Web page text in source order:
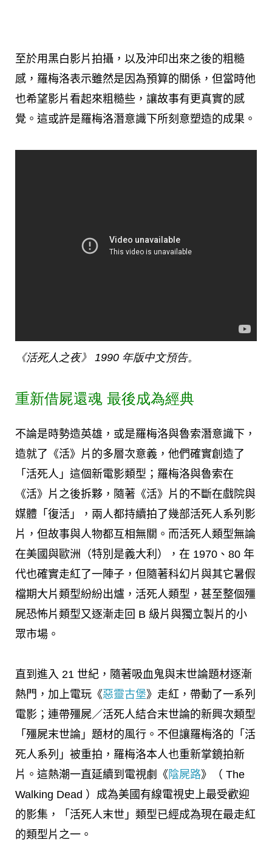
至於用黑白影片拍攝，以及沖印出來之後的粗糙
感，羅梅洛表示雖然是因為預算的關係，但當時他
也希望影片看起來粗糙些，讓故事有更真實的感
覺。這或許是羅梅洛潛意識下所刻意塑造的成果。
《活死人之夜》 1990 年版中文預告。
重新借屍還魂 最後成為經典
不論是時勢造英雄，或是羅梅洛與魯索潛意識下，
造就了《活》片的多層次意義，他們確實創造了
「活死人」這個新電影類型；羅梅洛與魯索在
《活》片之後拆夥，隨著《活》片的不斷在戲院與
媒體「復活」，兩人都持續拍了幾部活死人系列影
片，但故事與人物都互相無關。而活死人類型無論
在美國與歐洲（特別是義大利），在 1970、80 年
代也確實走紅了一陣子，但隨著科幻片與其它暑假
檔期大片類型紛紛出爐，活死人類型，甚至整個殭
屍恐怖片類型又逐漸走回 B 級片與獨立製片的小
眾市場。
直到進入 21 世紀，隨著吸血鬼與末世論題材逐漸
熱門，加上電玩《惡靈古堡》走紅，帶動了一系列
電影；連帶殭屍／活死人結合末世論的新興次類型
「殭屍末世論」題材的風行。不但讓羅梅洛的「活
死人系列」被重拍，羅梅洛本人也重新掌鏡拍新
片。這熱潮一直延續到電視劇《 陰屍路》（ The
Walking Dead ）成為美國有線電視史上最受歡迎
的影集，「活死人末世」類型已經成為現在最走紅
的類型片之一。